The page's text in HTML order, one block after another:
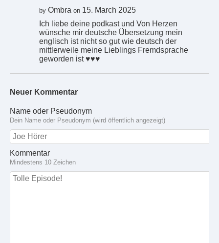
by Ombra on 15. March 2025
Ich liebe deine podkast und Von Herzen
wünsche mir deutsche Übersetzung mein
englisch ist nicht so gut wie deutsch der
mittlerweile meine Lieblings Fremdsprache
geworden ist ♥️♥️♥️
Neuer Kommentar
Name oder Pseudonym
Dein Name oder Pseudonym (wird öffentlich angezeigt)
Kommentar
Mindestens 10 Zeichen